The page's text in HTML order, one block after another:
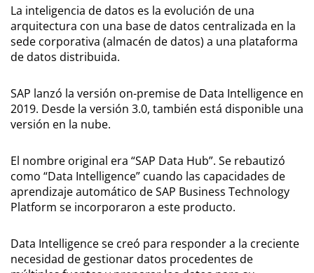
La inteligencia de datos es la evolución de una
arquitectura con una base de datos centralizada en la
sede corporativa (almacén de datos) a una plataforma
de datos distribuida.
SAP lanzó la versión on-premise de Data Intelligence en
2019. Desde la versión 3.0, también está disponible una
versión en la nube.
El nombre original era “SAP Data Hub”. Se rebautizó
como “Data Intelligence” cuando las capacidades de
aprendizaje automático de SAP Business Technology
Platform se incorporaron a este producto.
Data Intelligence se creó para responder a la creciente
necesidad de gestionar datos procedentes de